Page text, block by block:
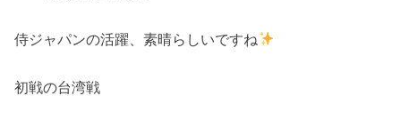
侍ジャパンの活躍、素晴らしいですね
初戦の台湾戦